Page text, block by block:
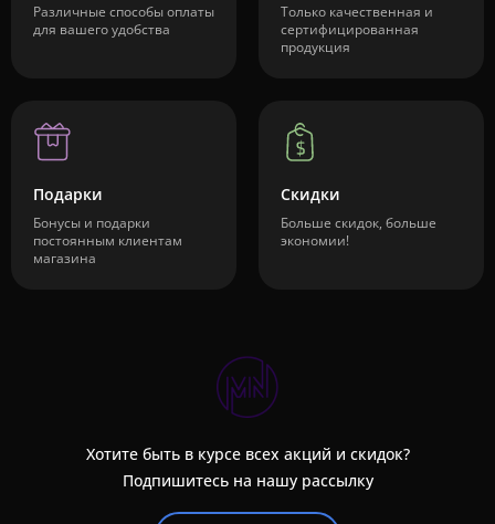
Различные способы оплаты
для вашего удобства
Только качественная и
сертифицированная
продукция
Подарки
Бонусы и подарки
постоянным клиентам
магазина
Скидки
Больше скидок, больше
экономии!
Хотите быть в курсе всех акций и скидок?
Подпишитесь на нашу рассылку